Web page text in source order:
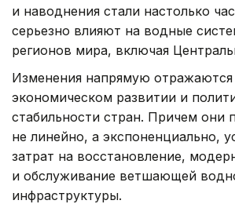
и наводнения стали настолько
серьезно влияют на водные
регионов мира, включая
Изменения напрямую
экономическом развитии и
стабильности стран. Причем они
не линейно, а экспоненциально,
затрат на восстановление,
и обслуживание ветшающей
инфраструктуры.